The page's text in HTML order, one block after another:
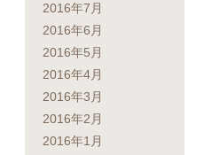
2016年7月
2016年6月
2016年5月
2016年4月
2016年3月
2016年2月
2016年1月